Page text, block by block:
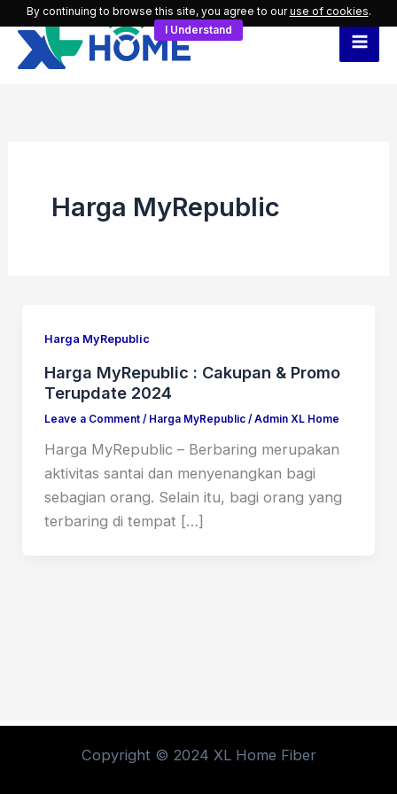
Skip
content
Harga MyRepublic
Harga MyRepublic
Harga MyRepublic : Cakupan & Promo
Terupdate 2024
Leave a Comment / Harga MyRepublic/ Admin XL Home
Harga MyRepublic – Berbaring merupakan
aktivitas santai dan menyenangkan bagi
sebagian orang. Selain itu, bagi orang yang
terbaring di tempat […]
Copyright © 2024 XL Home Fiber
By continuing to browse this site, you agree to ouruse of cookies.
I Understand